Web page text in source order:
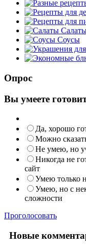
Соусы
Опрос
Вы умеете
Да, хорошо
Можно
Не умею, но
Никогда не
сайт
Умею только
Умею, но с
сложности
Проголосовать
Новые